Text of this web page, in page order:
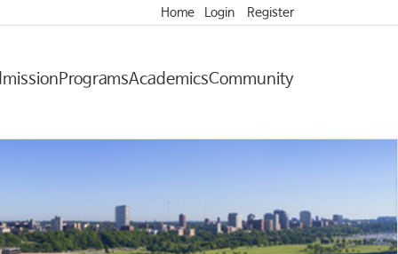
Home Login Register
ProgramsAcademicsCommunity